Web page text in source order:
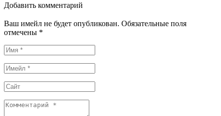
Добавить комментарий
Ваш имейл не будет опубликован. Обязательные поля
отмечены *